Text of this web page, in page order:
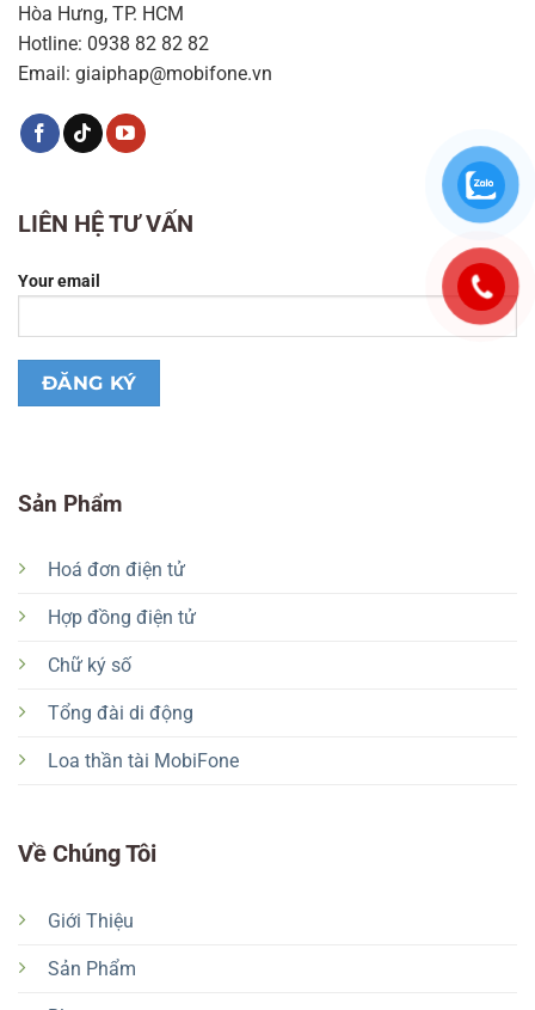
Hòa Hưng, TP. HCM
Hotline: 0938 82 82 82
Email: giaiphap@mobifone.vn
Sản Phẩm
Hoá đơn điện tử
Hợp đồng điện tử
Chữ ký số
Tổng đài di động
Loa thần tài MobiFone
Về Chúng Tôi
Giới Thiệu
Sản Phẩm
LIÊN HỆ TƯ VẤN
Your email